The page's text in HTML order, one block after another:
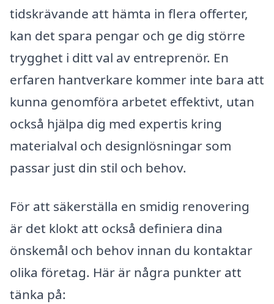
tidskrävande att hämta in flera offerter,
kan det spara pengar och ge dig större
trygghet i ditt val av entreprenör. En
erfaren hantverkare kommer inte bara att
kunna genomföra arbetet effektivt, utan
också hjälpa dig med expertis kring
materialval och designlösningar som
passar just din stil och behov.
För att säkerställa en smidig renovering
är det klokt att också definiera dina
önskemål och behov innan du kontaktar
olika företag. Här är några punkter att
tänka på: